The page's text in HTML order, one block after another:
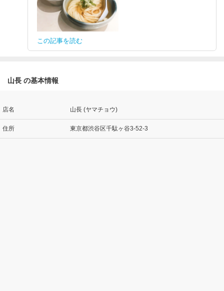
この記事を読む
山長 の基本情報
店名 山長 (ヤマチョウ)
住所 東京都渋谷区千駄ヶ谷3-52-3